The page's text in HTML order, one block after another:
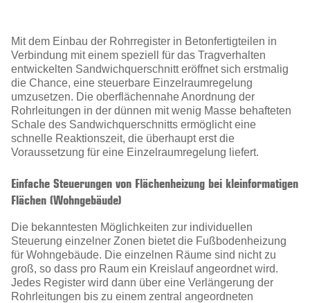
Mit dem Einbau der Rohrregister in Betonfertigteilen in
Verbindung mit einem speziell für das Tragverhalten
entwickelten Sandwichquerschnitt eröffnet sich erstmalig
die Chance, eine steuerbare Einzelraumregelung
umzusetzen. Die oberflächennahe Anordnung der
Rohrleitungen in der dünnen mit wenig Masse behafteten
Schale des Sandwichquerschnitts ermöglicht eine
schnelle Reaktionszeit, die überhaupt erst die
Voraussetzung für eine Einzelraumregelung liefert.
Einfache Steuerungen von Flächenheizung bei kleinformatigen
Flächen (Wohngebäude)
Die bekanntesten Möglichkeiten zur individuellen
Steuerung einzelner Zonen bietet die Fußbodenheizung
für Wohngebäude. Die einzelnen Räume sind nicht zu
groß, so dass pro Raum ein Kreislauf angeordnet wird.
Jedes Register wird dann über eine Verlängerung der
Rohrleitungen bis zu einem zentral angeordneten